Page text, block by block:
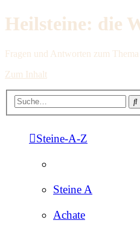
Heilsteine: die
Fragen und Antworten zum
Zum Inhalt
Steine-A-Z
Steine A
Achate